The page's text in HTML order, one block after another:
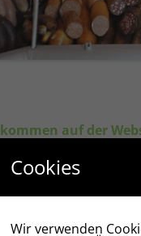
auf der
Ihnen viel Spaß bei
gefallen.
Cookies
Wir verwenden